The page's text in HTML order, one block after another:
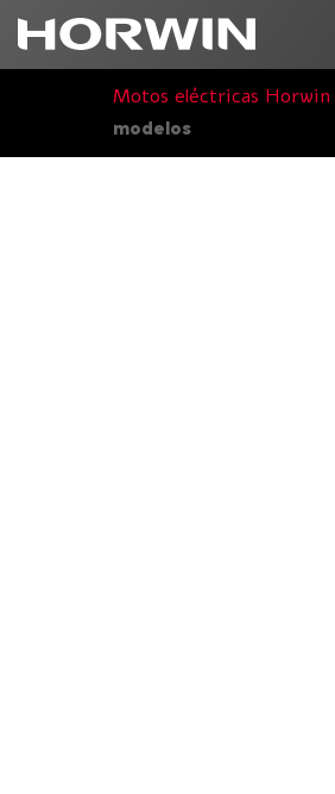
Motos eléctricas Horwin
modelos